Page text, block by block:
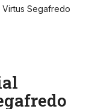
Virtus Segafredo